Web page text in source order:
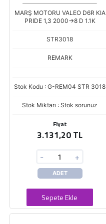
MARŞ MOTORU VALEO D6R KIA
PRIDE 1,3 2000->8 D 1.1K
STR3018
REMARK
Stok Kodu : G-REM04 STR 3018
Stok Miktarı : Stok sorunuz
Fiyat
3.131,20 TL
- +
ADET
Sepete Ekle